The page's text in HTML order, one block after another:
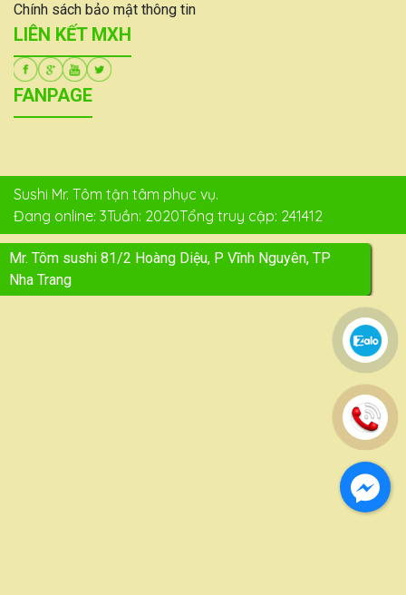
Chính sách bảo mật thông tin
LIÊN KẾT MXH
FANPAGE
Sushi Mr. Tôm tận tâm phục vụ.
Đang online: 3Tuần: 2020Tổng truy cập: 241412
Mr. Tôm sushi 81/2 Hoàng Diệu, P Vĩnh Nguyên, TP
Nha Trang